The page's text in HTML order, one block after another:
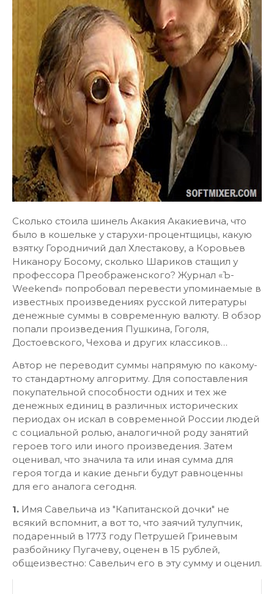
Сколько стоила шинель Акакия Акакиевича, что
было в кошельке у старухи-процентщицы, какую
взятку Городничий дал Хлестакову, а Коровьев
Никанору Босому, сколько Шариков стащил у
профессора Преображенского? Журнал «Ъ-
Weekend» попробовал перевести упоминаемые в
известных произведениях русской литературы
денежные суммы в современную валюту. В обзор
попали произведения Пушкина, Гоголя,
Достоевского, Чехова и других классиков…
Автор не переводит суммы напрямую по какому-
то стандартному алгоритму. Для сопоставления
покупательной способности одних и тех же
денежных единиц в различных исторических
периодах он искал в современной России людей
с социальной ролью, аналогичной роду занятий
героев того или иного произведения. Затем
оценивал, что значила та или иная сумма для
героя тогда и какие деньги будут равноценны
для его аналога сегодня.
1. Имя Савельича из "Капитанской дочки" не
всякий вспомнит, а вот то, что заячий тулупчик,
подаренный в 1773 году Петрушей Гриневым
разбойнику Пугачеву, оценен в 15 рублей,
общеизвестно: Савельич его в эту сумму и оценил.